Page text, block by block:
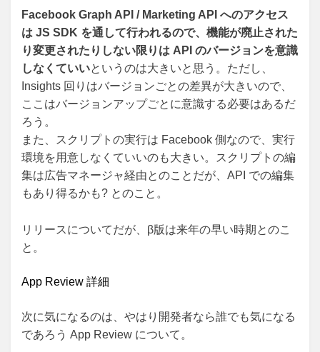
Facebook Graph API / Marketing API へのアクセス
は JS SDK を通して行われるので、機能が廃止された
り変更されたりしない限りは API のバージョンを意識
しなくていいというのは大きいと思う。ただし、
Insights 回りはバージョンごとの差異が大きいので、
ここはバージョンアップごとに意識する必要はあるだ
ろう。
また、スクリプトの実行は Facebook 側なので、実行
環境を用意しなくていいのも大きい。スクリプトの編
集は広告マネージャ経由とのことだが、API での編集
もあり得るかも? とのこと。
リリースについてだが、β版は来年の早い時期とのこ
と。
App Review 詳細
次に気になるのは、やはり開発者なら誰でも気になる
であろう App Review について。